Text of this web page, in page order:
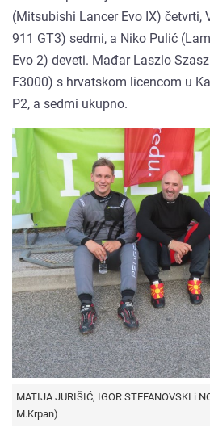
(Mitsubishi Lancer Evo IX) četvrti,
911 GT3) sedmi, a Niko Pulić
Evo 2) deveti. Mađar Laszlo
F3000) s hrvatskom licencom u
P2, a sedmi ukupno.
MATIJA JURIŠIĆ, IGOR STEFANOVSKI i
M.Krpan)